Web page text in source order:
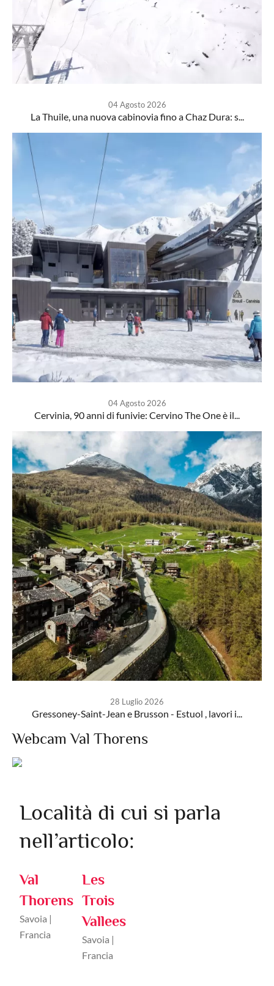
04 Agosto 2026
La Thuile, una nuova cabinovia fino a Chaz Dura: s...
04 Agosto 2026
Cervinia, 90 anni di funivie: Cervino The One è il...
28 Luglio 2026
Gressoney-Saint-Jean e Brusson - Estuol , lavori i...
Webcam Val Thorens
Località di cui si parla
nell’articolo:
Val
Thorens
Savoia |
Francia
Les
Trois
Vallees
Savoia |
Francia